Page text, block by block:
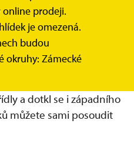
online prodeji.
je omezená.
budou
okruhy: Zámecké
roku 2024 proběhla na
Je to velmi
technický zásah do
a dotkl se i západního
můžete sami posoudit